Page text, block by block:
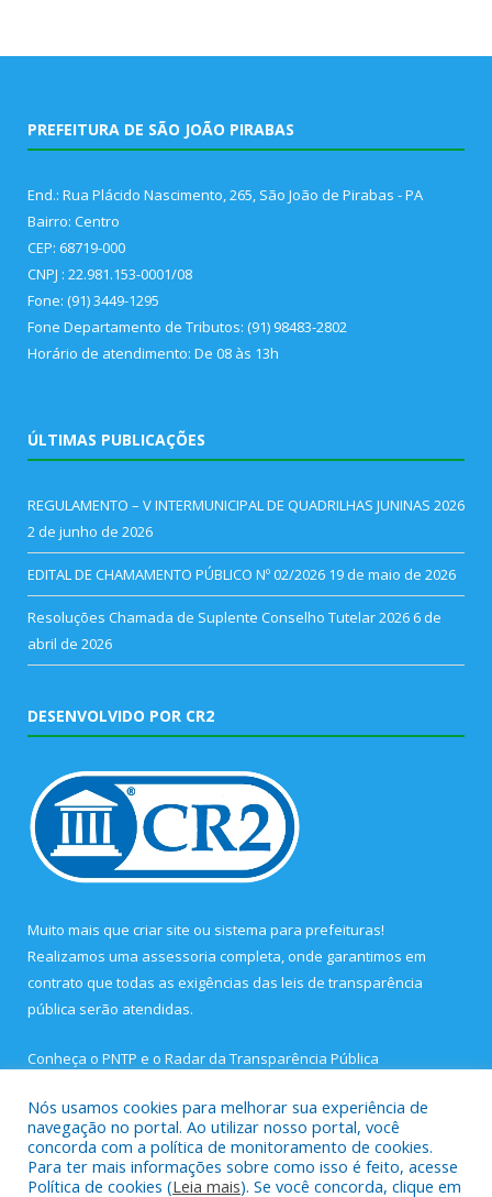
PREFEITURA DE SÃO JOÃO PIRABAS
End.: Rua Plácido Nascimento, 265, São João de Pirabas - PA
Bairro: Centro
CEP: 68719-000
CNPJ : 22.981.153-0001/08
Fone: (91) 3449-1295
Fone Departamento de Tributos: (91) 98483-2802
Horário de atendimento: De 08 às 13h
ÚLTIMAS PUBLICAÇÕES
REGULAMENTO – V INTERMUNICIPAL DE QUADRILHAS JUNINAS 2026
2 de junho de 2026
EDITAL DE CHAMAMENTO PÚBLICO Nº 02/2026 19 de maio de 2026
Resoluções Chamada de Suplente Conselho Tutelar 2026 6 de
abril de 2026
DESENVOLVIDO POR CR2
Muito mais que criar site ou sistema para prefeituras!
Realizamos uma assessoria completa, onde garantimos em
contrato que todas as exigências das leis de transparência
pública serão atendidas.
Conheça o PNTP e o Radar da Transparência Pública
Todos os direitos reservados a Prefeitura Municipal de São João
Nós usamos cookies para melhorar sua experiência de
navegação no portal. Ao utilizar nosso portal, você
concorda com a política de monitoramento de cookies.
Para ter mais informações sobre como isso é feito, acesse
Política de cookies (Leia mais). Se você concorda, clique em